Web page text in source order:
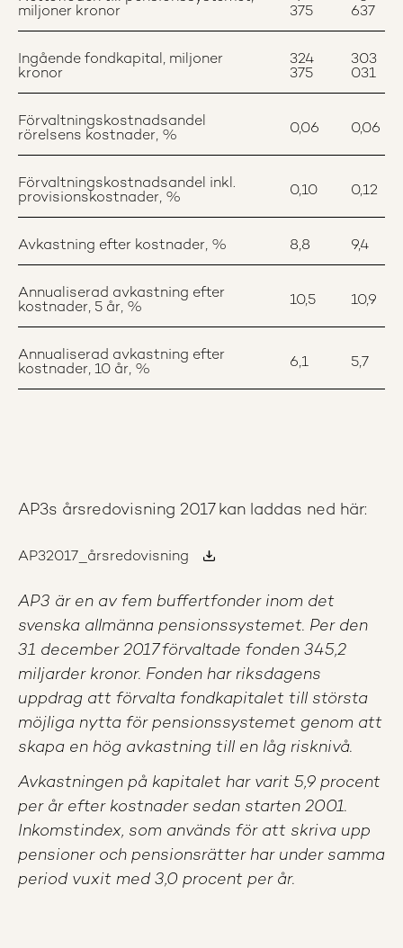
miljoner kronor
375
637
Ingående fondkapital, miljoner
kronor
324
375
303
031
Förvaltningskostnadsandel
rörelsens kostnader, %
0,06 0,06
Förvaltningskostnadsandel inkl.
provisionskostnader, %
0,10 0,12
Avkastning efter kostnader, % 8,8 9,4
Annualiserad avkastning efter
kostnader, 5 år, %
10,5 10,9
Annualiserad avkastning efter
kostnader, 10 år, %
6,1 5,7
AP3s årsredovisning 2017 kan laddas ned här:
AP32017_årsredovisning
AP3 är en av fem buffertfonder inom det
svenska allmänna pensionssystemet. Per den
31 december 2017 förvaltade fonden 345,2
miljarder kronor. Fonden har riksdagens
uppdrag att förvalta fondkapitalet till största
möjliga nytta för pensionssystemet genom att
skapa en hög avkastning till en låg risknivå.
Avkastningen på kapitalet har varit 5,9 procent
per år efter kostnader sedan starten 2001.
Inkomstindex, som används för att skriva upp
pensioner och pensionsrätter har under samma
period vuxit med 3,0 procent per år.